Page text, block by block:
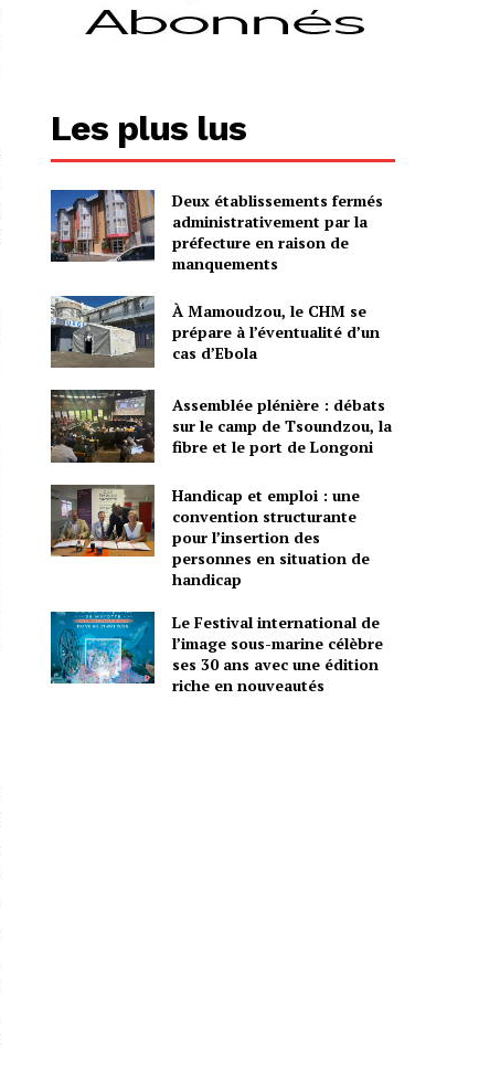
Les plus lus
Deux établissements fermés
administrativement par la
préfecture en raison de
manquements
À Mamoudzou, le CHM se
prépare à l’éventualité d’un
cas d’Ebola
Assemblée plénière : débats
sur le camp de Tsoundzou, la
fibre et le port de Longoni
Handicap et emploi : une
convention structurante
pour l’insertion des
personnes en situation de
handicap
Le Festival international de
l’image sous-marine célèbre
ses 30 ans avec une édition
riche en nouveautés